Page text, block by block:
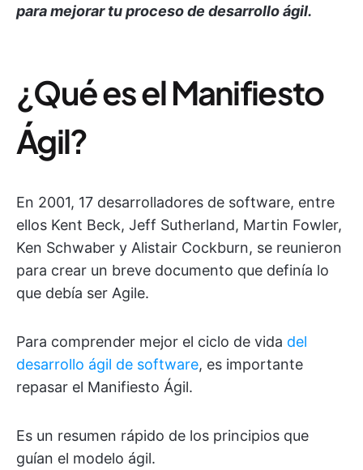
para mejorar tu proceso de desarrollo ágil.
¿Qué es el Manifiesto
Ágil?
En 2001, 17 desarrolladores de software, entre
ellos Kent Beck, Jeff Sutherland, Martin Fowler,
Ken Schwaber y Alistair Cockburn, se reunieron
para crear un breve documento que definía lo
que debía ser Agile.
Para comprender mejor el ciclo de vida del
desarrollo ágil de software, es importante
repasar el Manifiesto Ágil.
Es un resumen rápido de los principios que
guían el modelo ágil.